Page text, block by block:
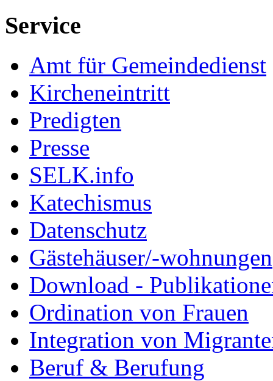
Service
Amt für Gemeindedienst
Kircheneintritt
Predigten
Presse
SELK.info
Katechismus
Datenschutz
Gästehäuser/-wohnungen
Download -
Ordination von Frauen
Integration von
Beruf & Berufung